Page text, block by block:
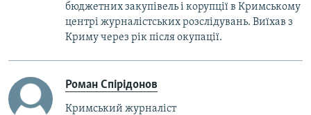
бюджетних закупівель і корупції в Кримському
центрі журналістських розслідувань. Виїхав з
Криму через рік після окупації.
Роман Спірідонов
Кримський журналіст